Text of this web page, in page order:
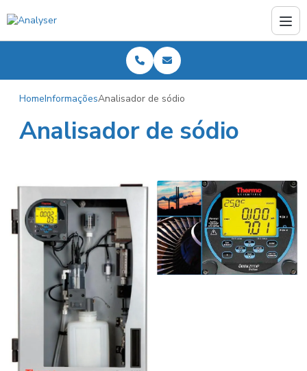
HomeInformaçõesAnalisador de sódio
Analisador de sódio